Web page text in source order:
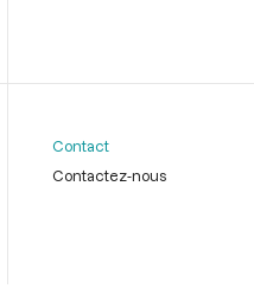
Contact
Contactez-nous